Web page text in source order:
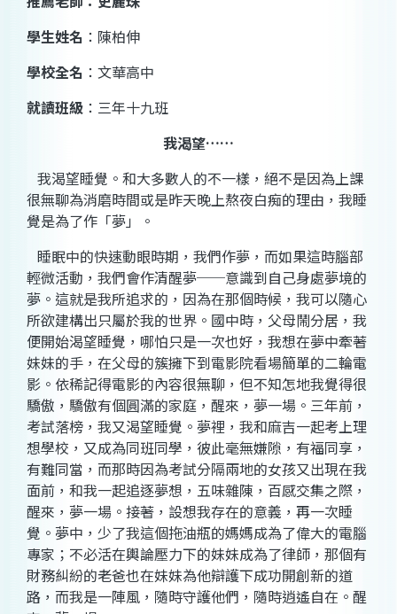
學生姓名 ： 陳柏伸
學校全名 ：文華高中
就讀班級 ：三年十九班
我渴望……
我渴望睡覺。和大多數人的不一樣，絕不是因為上課
很無聊為消磨時間或是昨天晚上熬夜白痴的理由，我睡
覺是為了作「夢」。
睡眠中的快速動眼時期，我們作夢，而如果這時腦部
輕微活動，我們會作清醒夢──意識到自己身處夢境的
夢。這就是我所追求的，因為在那個時候，我可以隨心
所欲建構出只屬於我的世界。國中時，父母鬧分居，我
便開始渴望睡覺，哪怕只是一次也好，我想在夢中牽著
妹妹的手，在父母的簇擁下到電影院看場簡單的二輪電
影。依稀記得電影的內容很無聊，但不知怎地我覺得很
驕傲，驕傲有個圓滿的家庭，醒來，夢一場。三年前，
考試落榜，我又渴望睡覺。夢裡，我和麻吉一起考上理
想學校，又成為同班同學，彼此毫無嫌隙，有福同享，
有難同當，而那時因為考試分隔兩地的女孩又出現在我
面前，和我一起追逐夢想，五味雜陳，百感交集之際，
醒來，夢一場。接著，設想我存在的意義，再一次睡
覺。夢中，少了我這個拖油瓶的媽媽成為了偉大的電腦
專家；不必活在輿論壓力下的妹妹成為了律師，那個有
財務糾紛的老爸也在妹妹為他辯護下成功開創新的道
路，而我是一陣風，隨時守護他們，隨時逍遙自在。醒